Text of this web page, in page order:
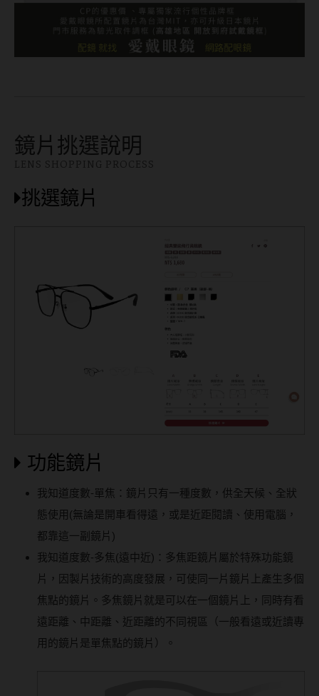
鏡片挑選說明
挑選鏡片
功能鏡片
我知道度數-單焦：鏡片只有一種度數，供全天候、全狀
態使用(無論是開車看得遠，或是近距閱讀、使用電腦，
都靠這一副鏡片)
我知道度數-多焦(遠中近)：多焦距鏡片屬於特殊功能鏡
片，因製片技術的高度發展，可使同一片鏡片上產生多個
焦點的鏡片。多焦鏡片就是可以在一個鏡片上，同時有看
遠距離、中距離、近距離的不同視區（一般看遠或近讀專
用的鏡片是單焦點的鏡片）。